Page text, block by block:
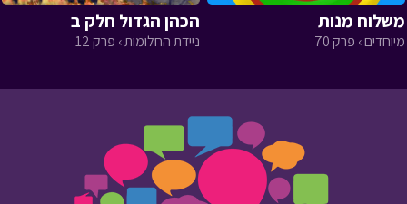
משלוח מנות
מיוחדים › פרק 70
הכהן הגדול חלק ב
ניידת החלומות › פרק 12